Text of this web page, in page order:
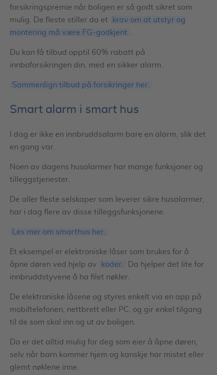
forsikringspremie når boligen er så godt sikret som
mulig. De fleste stiller da et
krav om at utstyr og
montering må være FG-godkjent
Du kan få tilbud opptil 60% rabatt på
innboforsikringen din, med en sikker alarm.
Sammenlign tilbud på forsikringer her.
Smart alarm i smart hus
I dag er ikke en innbruddsalarm bare en alarm, slik det
en gang var.
Noen av dagens husalarmer har mange funksjoner og
tilleggstjenester.
De aller fleste selskaper som leverer sikre husalarmer,
har i dag flere av disse tilleggsfunksjonene.
Les mer om smarthus her.
Et eksempel er elektroniske låser som brukes for å
åpne døren ved hjelp av
koder.
Da hjelper det lite for
innbruddstyvene å ha filet nøkler.
De elektroniske låsene og styres enkelt via en app på
mobiltelefonen, nettbrett eller PC, og gir enkel tilgang
til de som skal inn og ut av boligen.
Da er det alltid mulig for deg som eier å åpne døren,
selv når barn kommer hjem og kanskje har mistet eller
glemt nøklene inne.